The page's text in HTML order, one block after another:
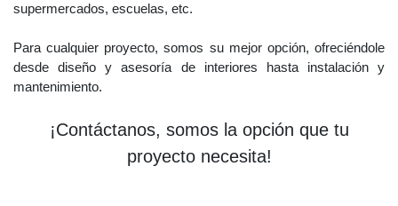
supermercados, escuelas, etc.
Para cualquier proyecto, somos su mejor opción, ofreciéndole
desde diseño y asesoría de interiores hasta instalación y
mantenimiento.
¡Contáctanos, somos la opción que tu
proyecto necesita!